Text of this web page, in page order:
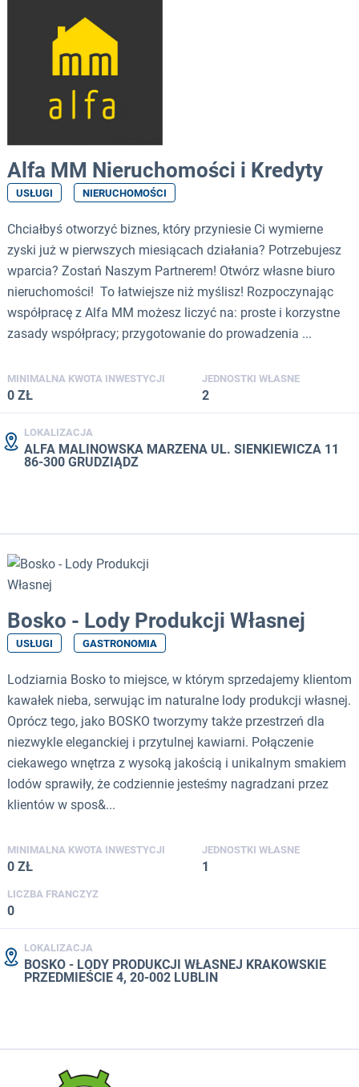
Alfa MM Nieruchomości i Kredyty
USŁUGI NIERUCHOMOŚCI
Chciałbyś otworzyć biznes, który przyniesie Ci wymierne
zyski już w pierwszych miesiącach działania? Potrzebujesz
wparcia? Zostań Naszym Partnerem! Otwórz własne biuro
nieruchomości! To łatwiejsze niż myślisz! Rozpoczynając
współpracę z Alfa MM możesz liczyć na: proste i korzystne
zasady współpracy; przygotowanie do prowadzenia ...
MINIMALNA KWOTA INWESTYCJI
0 ZŁ
JEDNOSTKI WŁASNE
2
LOKALIZACJA
ALFA MALINOWSKA MARZENA UL. SIENKIEWICZA 11
86-300 GRUDZIĄDZ
Bosko - Lody Produkcji Własnej
USŁUGI GASTRONOMIA
Lodziarnia Bosko to miejsce, w którym sprzedajemy klientom
kawałek nieba, serwując im naturalne lody produkcji własnej.
Oprócz tego, jako BOSKO tworzymy także przestrzeń dla
niezwykle eleganckiej i przytulnej kawiarni. Połączenie
ciekawego wnętrza z wysoką jakością i unikalnym smakiem
lodów sprawiły, że codziennie jesteśmy nagradzani przez
klientów w spos&...
MINIMALNA KWOTA INWESTYCJI
0 ZŁ
JEDNOSTKI WŁASNE
1
LICZBA FRANCZYZ
0
LOKALIZACJA
BOSKO - LODY PRODUKCJI WŁASNEJ KRAKOWSKIE
PRZEDMIEŚCIE 4, 20-002 LUBLIN